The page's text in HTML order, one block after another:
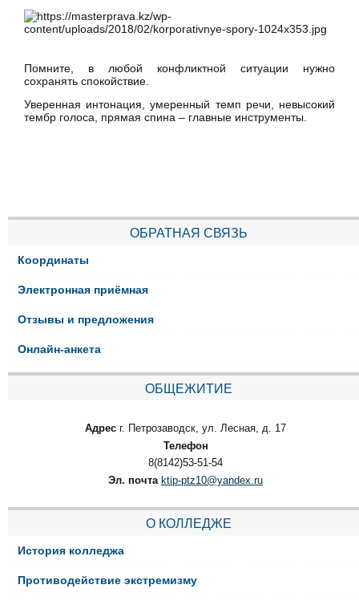
Помните, в любой конфликтной ситуации нужно
сохранять спокойствие.
Уверенная интонация, умеренный темп речи, невысокий
тембр голоса, прямая спина – главные инструменты.
ОБРАТНАЯ СВЯЗЬ
Координаты
Электронная приёмная
Отзывы и предложения
Онлайн-анкета
ОБЩЕЖИТИЕ
Адрес г. Петрозаводск, ул. Лесная, д. 17
Телефон
8(8142)53-51-54
Эл. почта ktip-ptz10@yandex.ru
О КОЛЛЕДЖЕ
История колледжа
Противодействие экстремизму